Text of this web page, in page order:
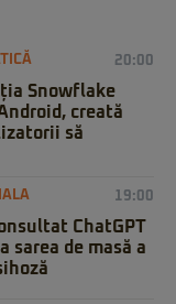
20:00
Snowflake
creată
să
19:00
ChatGPT
sarea de masă a